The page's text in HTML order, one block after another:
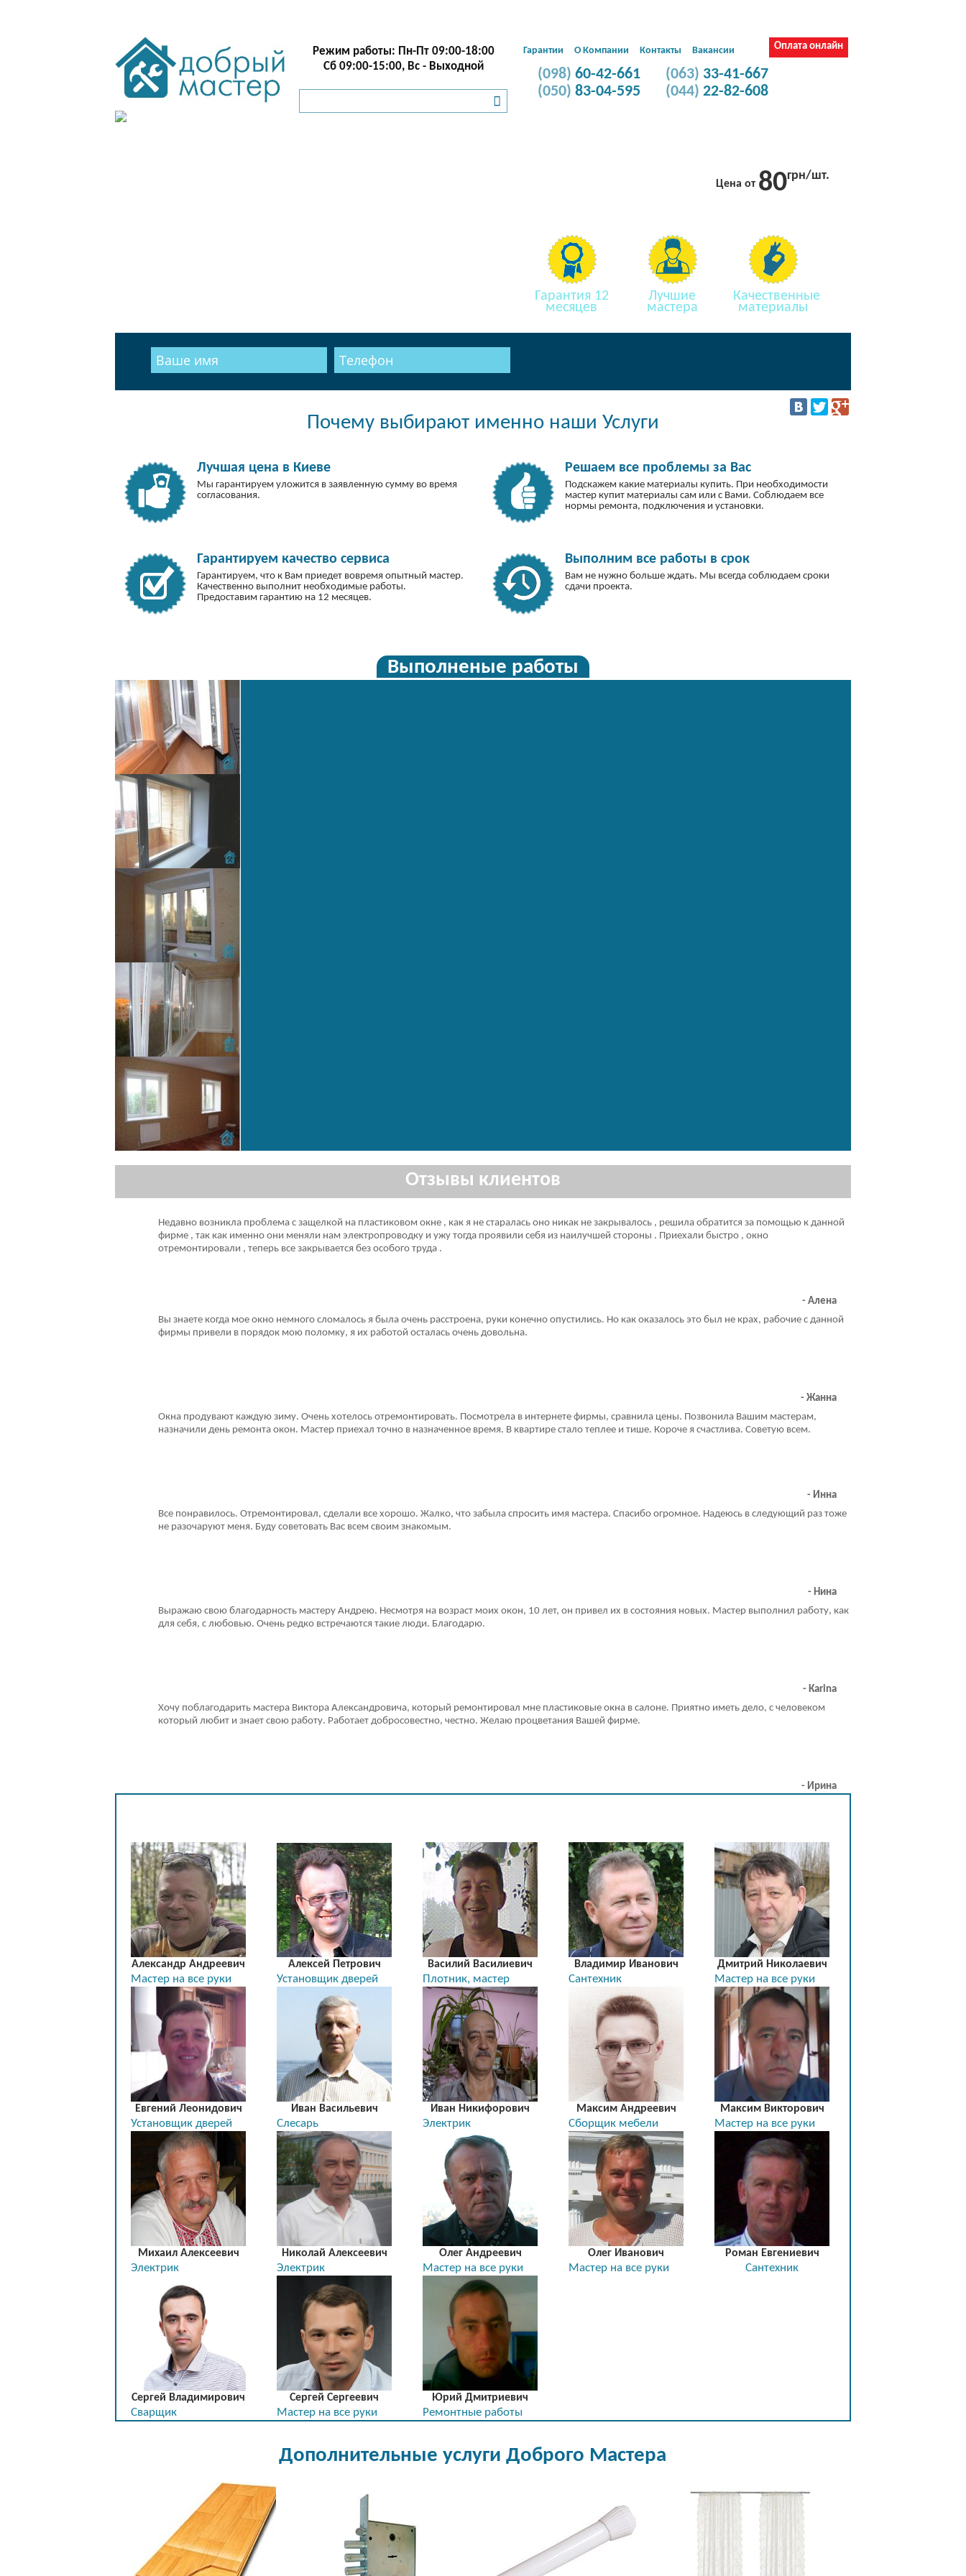
Режим работы: Пн-Пт 09:00-18:00
Сб 09:00-15:00, Вс - Выходной
Гарантии О Компании Контакты Вакансии Оплата онлайн
(098) 60-42-661 (063) 33-41-667
(050) 83-04-595 (044) 22-82-608
Цена от 80грн/шт.
Гарантия 12
месяцев
Лучшие
мастера
Качественные
материалы
Почему выбирают именно наши Услуги
Лучшая цена в Киеве
Мы гарантируем уложится в заявленную сумму во время
согласования.
Решаем все проблемы за Вас
Подскажем какие материалы купить. При необходимости
мастер купит материалы сам или с Вами. Соблюдаем все
нормы ремонта, подключения и установки.
Гарантируем качество сервиса
Гарантируем, что к Вам приедет вовремя опытный мастер.
Качественно выполнит необходимые работы.
Предоставим гарантию на 12 месяцев.
Выполним все работы в срок
Вам не нужно больше ждать. Мы всегда соблюдаем сроки
сдачи проекта.
Выполненые работы
Отзывы клиентов
Недавно возникла проблема с защелкой на пластиковом окне , как я не старалась оно никак не закрывалось , решила обратится за помощью к данной
фирме , так как именно они меняли нам электропроводку и ужу тогда проявили себя из наилучшей стороны . Приехали быстро , окно
отремонтировали , теперь все закрывается без особого труда .
- Алена
Вы знаете когда мое окно немного сломалось я была очень расстроена, руки конечно опустились. Но как оказалось это был не крах, рабочие с данной
фирмы привели в порядок мою поломку, я их работой осталась очень довольна.
- Жанна
Окна продувают каждую зиму. Очень хотелось отремонтировать. Посмотрела в интернете фирмы, сравнила цены. Позвонила Вашим мастерам,
назначили день ремонта окон. Мастер приехал точно в назначенное время. В квартире стало теплее и тише. Короче я счастлива. Советую всем.
- Инна
Все понравилось. Отремонтировал, сделали все хорошо. Жалко, что забыла спросить имя мастера. Спасибо огромное. Надеюсь в следующий раз тоже
не разочаруют меня. Буду советовать Вас всем своим знакомым.
- Нина
Выражаю свою благодарность мастеру Андрею. Несмотря на возраст моих окон, 10 лет, он привел их в состояния новых. Мастер выполнил работу, как
для себя, с любовью. Очень редко встречаются такие люди. Благодарю.
- Каrina
Хочу поблагодарить мастера Виктора Александровича, который ремонтировал мне пластиковые окна в салоне. Приятно иметь дело, с человеком
который любит и знает свою работу. Работает добросовестно, честно. Желаю процветания Вашей фирме.
- Ирина
Александр Андреевич
Мастер на все руки
Алексей Петрович
Установщик дверей
Василий Василиевич
Плотник, мастер
Владимир Иванович
Сантехник
Дмитрий Николаевич
Мастер на все руки
Евгений Леонидович
Установщик дверей
Иван Васильевич
Слесарь
Иван Никифорович
Электрик
Максим Андреевич
Сборщик мебели
Максим Викторович
Мастер на все руки
Михаил Алексеевич
Электрик
Николай Алексеевич
Электрик
Олег Андреевич
Мастер на все руки
Олег Иванович
Мастер на все руки
Роман Евгениевич
Сантехник
Сергей Владимирович
Сварщик
Сергей Сергеевич
Мастер на все руки
Юрий Дмитриевич
Ремонтные работы
Дополнительные услуги Доброго Мастера